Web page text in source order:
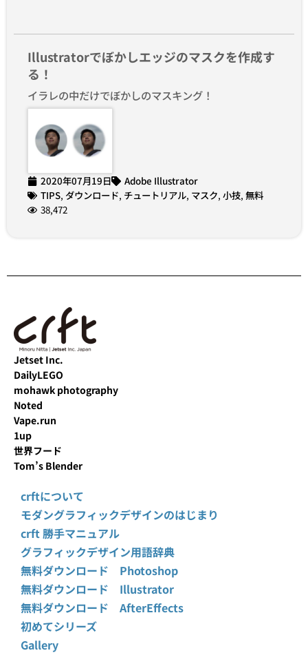
Illustratorでぼかしエッジのマスクを作成す
る！
イラレの中だけでぼかしのマスキング！
2020年07月19日
Adobe Illustrator
TIPS, ダウンロード, チュートリアル, マスク, 小技, 無料
38,472
Jetset Inc.
DailyLEGO
mohawk photography
Noted
Vape.run
1up
世界フード
Tom’s Blender
crftについて
モダングラフィックデザインのはじまり
crft 勝手マニュアル
グラフィックデザイン用語辞典
無料ダウンロード Photoshop
無料ダウンロード Illustrator
無料ダウンロード AfterEffects
初めてシリーズ
Gallery